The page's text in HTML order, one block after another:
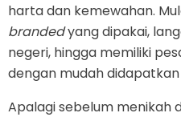
harta dan kemewahan.
brandedyang dipakai,
negeri, hingga memiliki
dengan mudah didapatkan
Apalagi sebelum menikah